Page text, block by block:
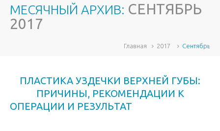
МЕСЯЧНЫЙ АРХИВ: СЕНТЯБРЬ
2017
Главная 2017 Сентябрь
ПЛАСТИКА УЗДЕЧКИ ВЕРХНЕЙ ГУБЫ:
ПРИЧИНЫ, РЕКОМЕНДАЦИИ К
ОПЕРАЦИИ И РЕЗУЛЬТАТ